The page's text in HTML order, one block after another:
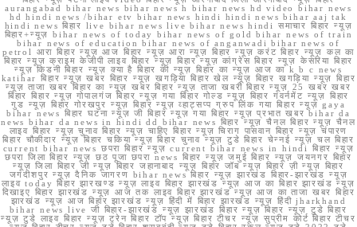
aurangabad bihar news bihar news h bihar news hd video bihar news
hd hindi news /bihar etv bihar news hindi hindi news bihar aaj tak
hindi news बिहार live bihar news live bihar news hindi समाचार बिहार न्यूज़
बिहार+न्यूज़ bihar news of today bihar news of gold bihar news of train
bihar news of education bihar news of anganwadi bihar news of
petrol आरा बिहार न्यूज़ आज बिहार न्यूज़ आरा न्यूज़ बिहार न्यूज़ करंट बिहार न्यूज़ कल का
बिहार न्यूज़ क्राइम केजीपी लाइव बिहार न्यूज़ बिहार न्यूज़ कांग्रेस बिहार न्यूज़ केसरिया बिहार
न्यूज़ किडनी बिहार न्यूज़ क्या है बिहार की न्यूज़ बिहार का न्यूज़ आज का k b c news
katihar बिहार न्यूज़ खबर बिहार न्यूज़ खगड़िया बिहार खेल न्यूज़ बिहार खगड़िया न्यूज़ बिहार
न्यूज़ ताजा खबर बिहार का न्यूज़ खबर बिहार न्यूज़ ताजा खबरी बिहार न्यूज़ 25 खबर खबर
बिहार बिहार न्यूज़ गोपालगंज बिहार न्यूज़ गया बिहार गोल्ड न्यूज़ बिहार गवर्नमेंट न्यूज़ बिहार
गुड न्यूज़ बिहार गोरखपुर न्यूज़ बिहार न्यूज़ व्हाट्सप्प ग्रुप लिंक गया बिहार न्यूज़ gaya
bihar news बिहार घटना न्यूज़ जी बिहार न्यूज़ गया बिहार न्यूज़ प्रभात खबर bihar da
news bihar da news in hindi dd bihar news बिहार न्यूज़ चैनल बिहार न्यूज़ चैनल
लाइव बिहार न्यूज़ चुनाव बिहार न्यूज़ चाहिए बिहार न्यूज़ चिराग पासवान बिहार न्यूज़ चंपारण
बिहार चौकीदार न्यूज़ बिहार चकिया न्यूज़ बिहार चुनाव न्यूज़ टुडे बिहार चेन्नई न्यूज़ चल बिहार
current bihar news छपरा बिहार न्यूज़ current bihar news in hindi बिहार न्यूज़
छपरा जिला बिहार न्यूज़ छठ पूजा छपरा news बिहार न्यूज़ जमुई बिहार न्यूज़ जयनगर बिहार
न्यूज़ जिला बिहार जी न्यूज़ बिहार जहानाबाद न्यूज़ बिहार जॉब न्यूज़ बिहार ज़ी न्यूज़ बिहार
जगदीशपुर न्यूज़ दैनिक जागरण bihar news बिहार न्यूज़ झारखंड बिहार-झारखंड न्यूज़
लाइव today बिहार झारखण्ड न्यूज़ लाइव बिहार झारखंड न्यूज़ आज का बिहार झारखंड न्यूज़
दिखाइए बिहार झारखंड न्यूज़ आज तक लाइव बिहार झारखंड न्यूज़ आज का ताजा खबर बिहार
झारखंड न्यूज़ आज बिहार झारखंड न्यूज़ हिंदी में बिहार झारखंड न्यूज़ हिंदी jharkhand
bihar news live जी बिहार-झारखंड न्यूज़ झारखंड बिहार न्यूज़ बिहार न्यूज़ टुडे बिहार
न्यूज़ टुडे लाइव बिहार न्यूज़ ट्रेन बिहार टॉप न्यूज़ बिहार टीचर न्यूज़ सुप्रीम कोर्ट बिहार टीचर